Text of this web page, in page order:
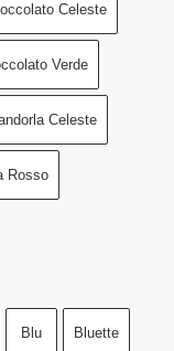
Celeste
Verde
Celeste
Rosso
Blu Bluette